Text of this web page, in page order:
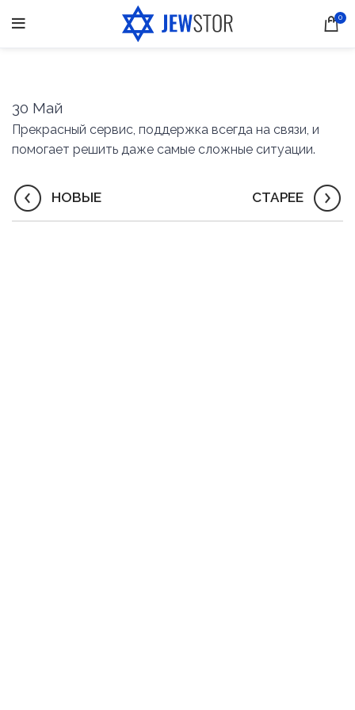
0
30 Май
Прекрасный сервис, поддержка всегда на связи, и
помогает решить даже самые сложные ситуации.
НОВЫЕ СТАРЕЕ